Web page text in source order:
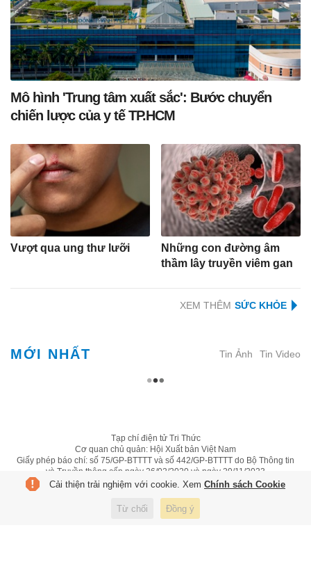
Mô hình 'Trung tâm xuất sắc': Bước chuyển
chiến lược của y tế TP.HCM
Vượt qua ung thư lưỡi
Những con đường âm
thầm lây truyền viêm gan
XEM THÊM
MỚI NHẤT Tin Ảnh Tin Video
Tạp chí điện tử Tri Thức
Cơ quan chủ quản: Hội Xuất bản Việt Nam
Giấy phép báo chí: số 75/GP-BTTTT và số 442/GP-BTTTT do Bộ Thông tin
và Truyền thông cấp ngày 26/02/2020 và ngày 29/11/2023
Tổng biên tập: Lâm Quang Hiếu
Trụ sở: Tầng 10, D29 Phạm Văn Bạch, phường Cầu Giấy, Hà Nội
HOTLINE:
0931.222.666
toasoan@znews.vn
Cải thiện trải nghiệm với cookie. Xem Chính sách Cookie
Từ chối Đồng ý